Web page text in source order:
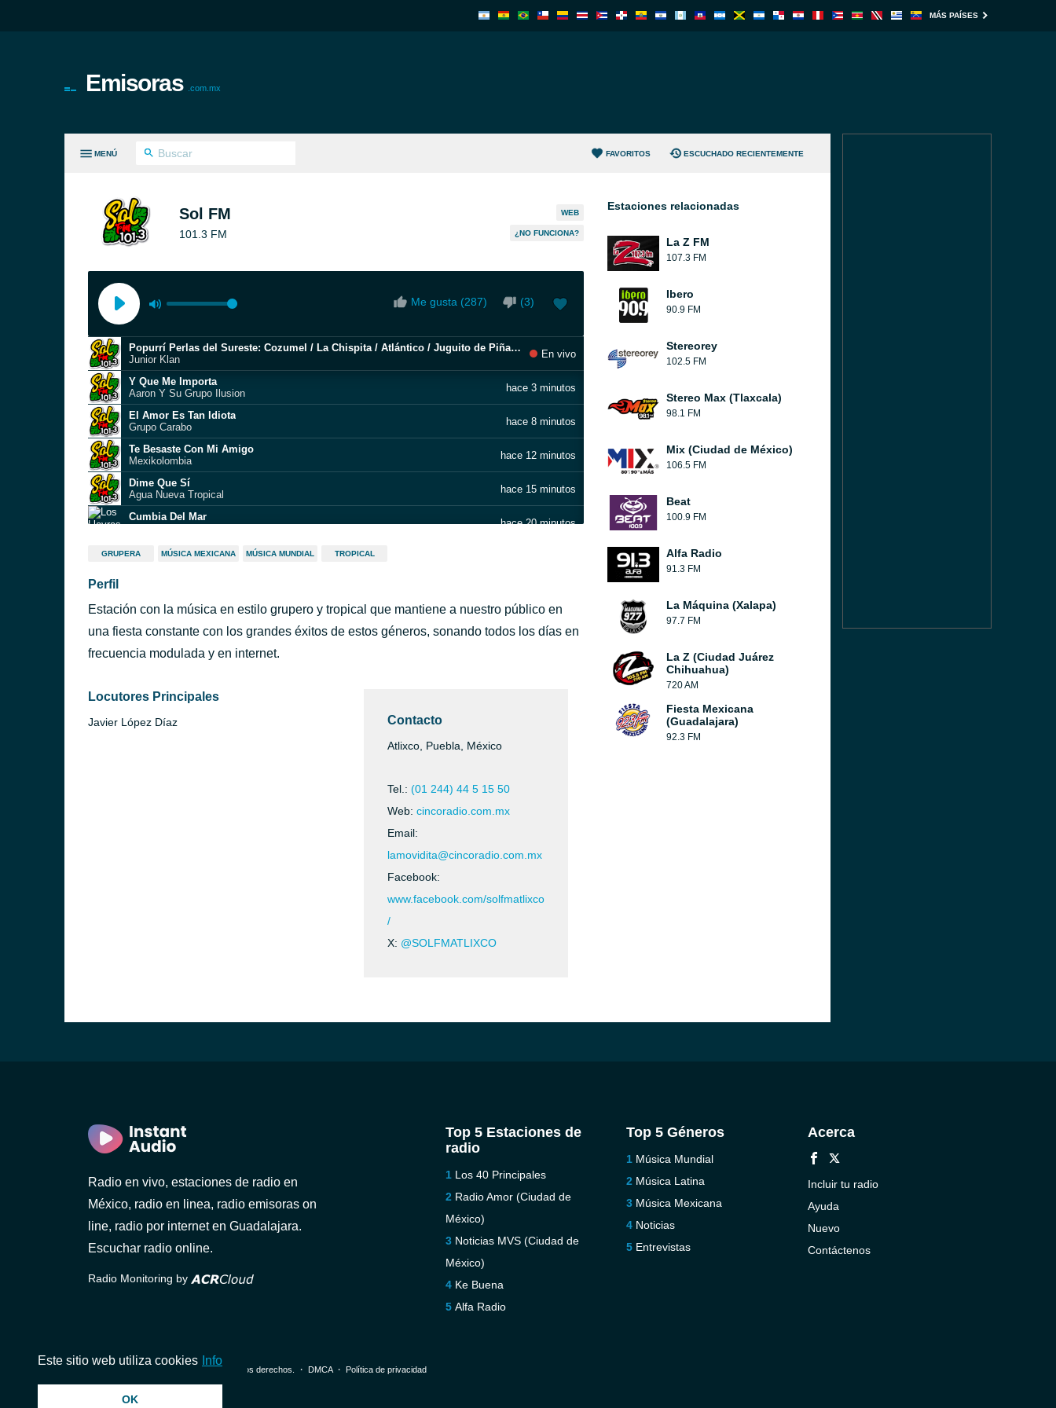
MÁS PAÍSES
Emisoras .com.mx
MENÚ FAVORITOS ESCUCHADO RECIENTEMENTE
Sol FM
101.3 FM
WEB
¿NO FUNCIONA?
Me gusta (287) (3)
Popurrí Perlas del Sureste: Cozumel / La Chispita / Atlántico / Juguito de Piña / El Cable - Live Session
Junior Klan
En vivo
Y Que Me Importa
Aaron Y Su Grupo Ilusion
hace 3 minutos
El Amor Es Tan Idiota
Grupo Carabo
hace 8 minutos
Te Besaste Con Mi Amigo
Mexikolombia
hace 12 minutos
Dime Que Sí
Agua Nueva Tropical
hace 15 minutos
Cumbia Del Mar
hace 20 minutos
X Files : X Files Theme
La Arrolladora Banda El Limón De Rene Camacho
hace 31 minutos
El Boleto
Majestad de la Sierra
GRUPERA MÚSICA MEXICANA MÚSICA MUNDIAL TROPICAL
Perfil
Estación con la música en estilo grupero y tropical que mantiene a nuestro público en
una fiesta constante con los grandes éxitos de estos géneros, sonando todos los días en
frecuencia modulada y en internet.
Locutores Principales
Javier López Díaz Contacto
Atlixco, Puebla, México
Tel.: (01 244) 44 5 15 50
Web: cincoradio.com.mx
Email:
lamovidita@cincoradio.com.mx
Facebook:
www.facebook.com/solfmatlixco
/
X: @SOLFMATLIXCO
Estaciones relacionadas
La Z FM
107.3 FM
Ibero
90.9 FM
Stereorey
102.5 FM
Stereo Max (Tlaxcala)
98.1 FM
Mix (Ciudad de México)
106.5 FM
Beat
100.9 FM
Alfa Radio
91.3 FM
La Máquina (Xalapa)
97.7 FM
La Z (Ciudad Juárez
Chihuahua)
720 AM
Fiesta Mexicana
(Guadalajara)
92.3 FM
Radio en vivo, estaciones de radio en
México, radio en linea, radio emisoras on
line, radio por internet en Guadalajara.
Escuchar radio online.
Radio Monitoring by
Top 5 Estaciones de
radio
Los 40 Principales
Radio Amor (Ciudad de
México)
Noticias MVS (Ciudad de
México)
Ke Buena
Alfa Radio
Top 5 Géneros
Música Mundial
Música Latina
Música Mexicana
Noticias
Entrevistas
Acerca
Incluir tu radio
Ayuda
Nuevo
Contáctenos
© 2026 InstantAudio. Reservados todos los derechos. ・ DMCA・ Política de privacidad
Este sitio web utiliza cookies Info
OK